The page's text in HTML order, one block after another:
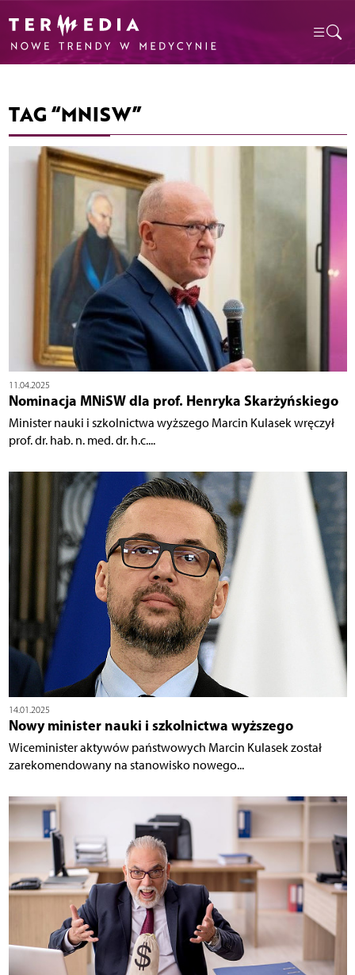
TAG “MNISW”
11.04.2025
Nominacja MNiSW dla prof. Henryka Skarżyńskiego
Minister nauki i szkolnictwa wyższego Marcin Kulasek wręczył
prof. dr. hab. n. med. dr. h.c....
14.01.2025
Nowy minister nauki i szkolnictwa wyższego
Wiceminister aktywów państwowych Marcin Kulasek został
zarekomendowany na stanowisko nowego...